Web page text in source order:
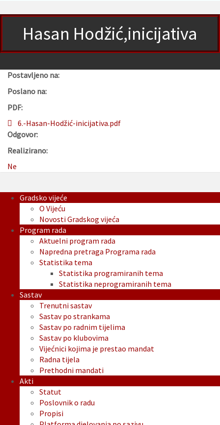
Hasan Hodžić,inicijativa
Postavljeno na:
Poslano na:
PDF:
6.-Hasan-Hodžić-inicijativa.pdf
Odgovor:
Realizirano:
Ne
Gradsko vijeće
O Vijeću
Novosti Gradskog vijeća
Program rada
Aktuelni program rada
Napredna pretraga Programa rada
Statistika tema
Statistika programiranih tema
Statistika neprogramiranih tema
Sastav
Trenutni sastav
Sastav po strankama
Sastav po radnim tijelima
Sastav po klubovima
Vijećnici kojima je prestao mandat
Radna tijela
Prethodni mandati
Akti
Statut
Poslovnik o radu
Propisi